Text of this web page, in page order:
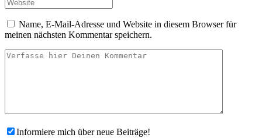
Name, E-Mail-Adresse und Website in diesem Browser für
meinen nächsten Kommentar speichern.
Informiere mich über neue Beiträge!